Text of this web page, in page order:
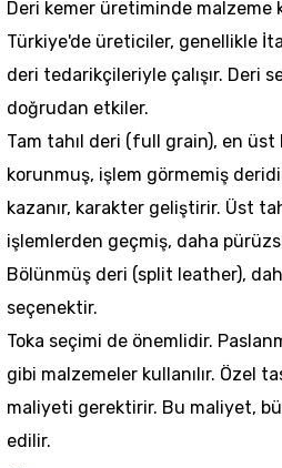
Deri kemer üretiminde malzeme
Türkiye'de üreticiler, genellikle
deri tedarikçileriyle çalışır. Deri
doğrudan etkiler.
Tam tahıl deri (full grain), en
korunmuş, işlem görmemiş
kazanır, karakter geliştirir. Üst
işlemlerden geçmiş, daha
Bölünmüş deri (split leather),
seçenektir.
Toka seçimi de önemlidir.
gibi malzemeler kullanılır. Özel
maliyeti gerektirir. Bu maliyet,
edilir.